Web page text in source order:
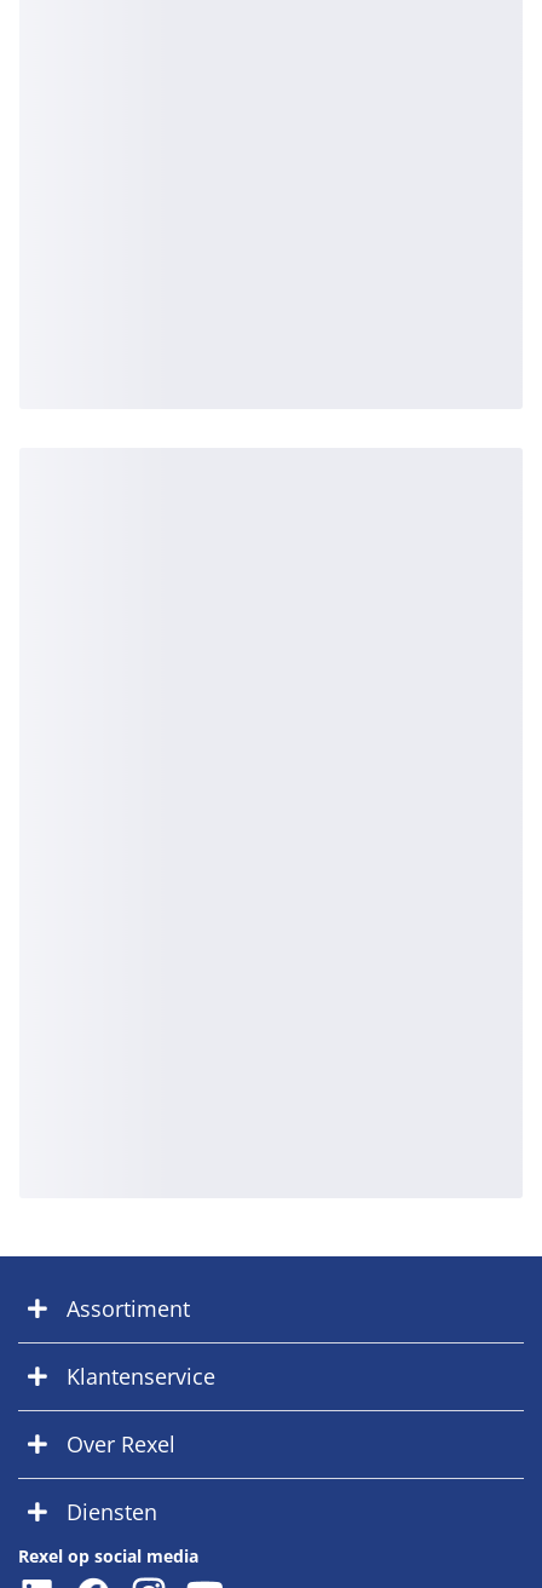
Assortiment
Klantenservice
Over Rexel
Diensten
Rexel op social media